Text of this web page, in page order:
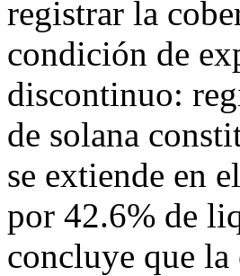
registrar la
condición de
discontinuo:
de solana
se extiende en
por 42.6% de
concluye que